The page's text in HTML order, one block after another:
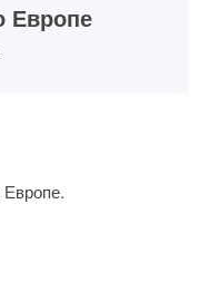
Европе